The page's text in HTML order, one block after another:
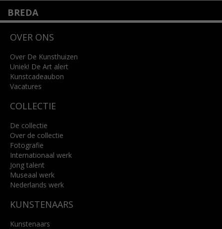
BREDA
4818 SB Breda
info@kunsthuisbreda.nl
Lees meer
OVER ONS
Over De Kunsthuizen
Uniek! De Art alert
Kunstcadeaubon
Vacatures
COLLECTIE
De collectie
Over de collectie
Fotografie
Internationaal werk
Jong talent
Museaal werk
Nederlands werk
KUNSTENAARS
Kunstenaars